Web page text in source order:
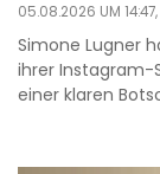
05.08.2026 UM 14:47,
Simone Lugner
ihrer Instagram-
einer klaren